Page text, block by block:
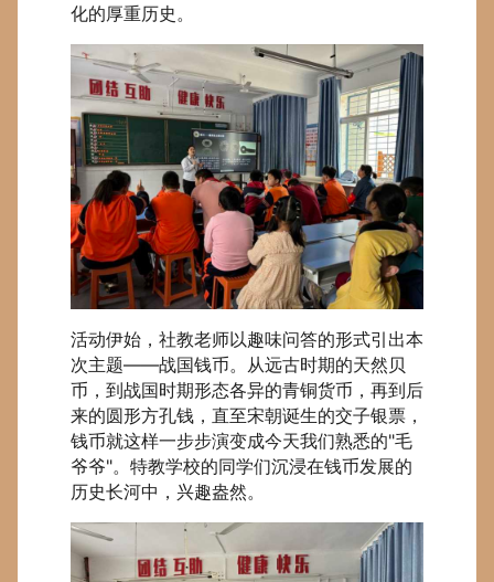
化的厚重历史。
活动伊始，社教老师以趣味问答的形式引出本
次主题——战国钱币。从远古时期的天然贝
币，到战国时期形态各异的青铜货币，再到后
来的圆形方孔钱，直至宋朝诞生的交子银票，
钱币就这样一步步演变成今天我们熟悉的"毛
爷爷"。特教学校的同学们沉浸在钱币发展的
历史长河中，兴趣盎然。